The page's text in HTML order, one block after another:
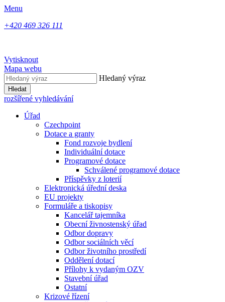
Menu
+420 469 326 111
Vytisknout
Mapa webu
Hledaný výraz
Hledat
rozšířené vyhledávání
Úřad
Czechpoint
Dotace a granty
Fond rozvoje bydlení
Individuální dotace
Programové dotace
Schválené programové dotace
Příspěvky z loterií
Elektronická úřední deska
EU projekty
Formuláře a tiskopisy
Kancelář tajemníka
Obecní živnostenský úřad
Odbor dopravy
Odbor sociálních věcí
Odbor životního prostředí
Oddělení dotací
Přílohy k vydaným OZV
Stavební úřad
Ostatní
Krizové řízení